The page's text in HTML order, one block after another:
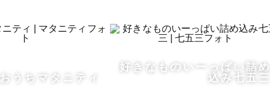
も◎）
- - - - - - - - - - - - - - - - - - - - -
おうちマタニティ
好きなものいーっぱい詰め
込み七五三